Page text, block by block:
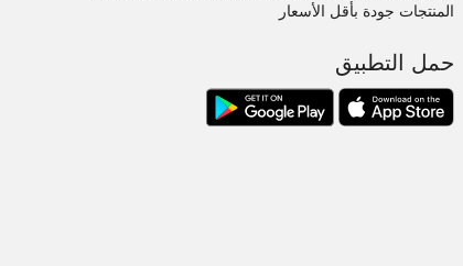
المنتجات جودة بأقل الأسعار
حمل التطبيق